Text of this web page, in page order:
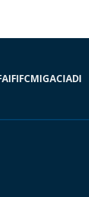
AIFIFCMIGACIADI